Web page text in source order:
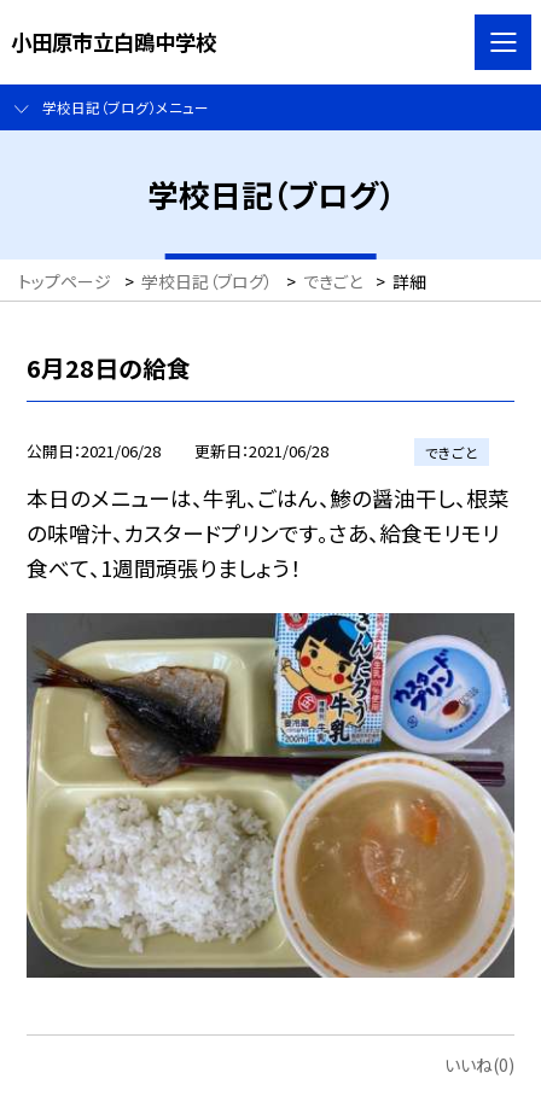
小田原市立白鴎中学校
学校日記（ブログ）メニュー
学校日記（ブログ）
トップページ > 学校日記（ブログ） > できごと > 詳細
6月28日の給食
公開日 2021/06/28 更新日 2021/06/28 できごと
本日のメニューは、牛乳、ごはん、鯵の醤油干し、根菜
の味噌汁、カスタードプリンです。さあ、給食モリモリ
食べて、1週間頑張りましょう！
いいね(0)